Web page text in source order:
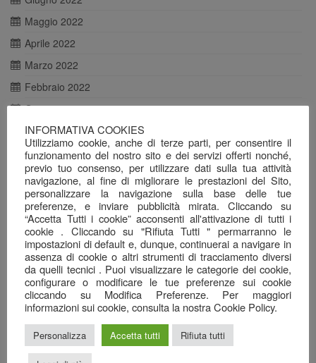
Maggio 2022
Aprile 2022
Marzo 2022
Febbraio 2022
Gennaio 2022
Dicembre 2021
Novembre 2021
Ottobre 2021
Agosto 2021
Luglio 2021
Giugno 2021
Maggio 2021
Aprile 2021
Marzo 2021
Febbraio 2021
Gennaio 2021
INFORMATIVA COOKIES
Utilizziamo cookie, anche di terze parti, per consentire il
funzionamento del nostro sito e dei servizi offerti nonché,
previo tuo consenso, per utilizzare dati sulla tua attività
navigazione, al fine di migliorare le prestazioni del Sito,
personalizzare la navigazione sulla base delle tue
preferenze, e inviare pubblicità mirata. Cliccando su
“Accetta Tutti i cookie” acconsenti all'attivazione di tutti i
cookie . Cliccando su "Rifiuta Tutti " permarranno le
impostazioni di default e, dunque, continuerai a navigare in
assenza di cookie o altri strumenti di tracciamento diversi
da quelli tecnici . Puoi visualizzare le categorie dei cookie,
configurare o modificare le tue preferenze sui cookie
cliccando su Modifica Preferenze. Per maggiori
informazioni sui cookie, consulta la nostra Cookie Policy.
Personalizza Accetta tutti Rifiuta tutti